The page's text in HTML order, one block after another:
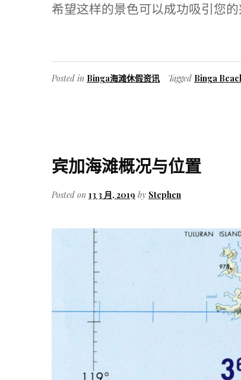
希望这样的景色可以成功吸引您
Posted in Binga海滩休假资讯 Tagged Binga
宾加海滩概况与位置
Posted on 13 3 月, 2019 by Stephen